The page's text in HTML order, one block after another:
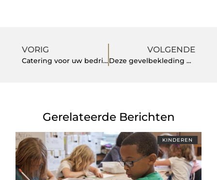
VORIG
Catering voor uw bedrijfsfeest in Amsterdam: een klasse apart
VOLGENDE
Deze gevelbekleding met steenstrips fungeert als gevelisolatie
Gerelateerde Berichten
KINDEREN